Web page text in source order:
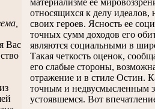
Вас
материализме ее
относящихся к делу
своих героев. Ясность ее
точных сумм доходов его
являются социальными в
Такая четкость оценок,
его слабые стороны,
отражение и в стиле Остин.
точным и недвусмысленным
устоявшемся. Вот